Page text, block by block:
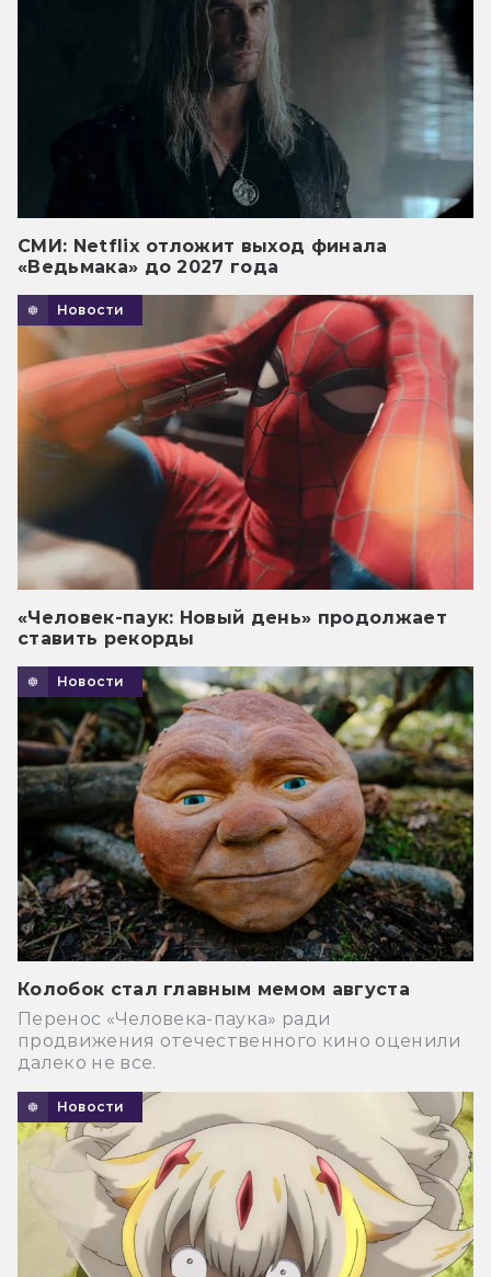
СМИ: Netflix отложит выход финала
«Ведьмака» до 2027 года
Новости
«Человек-паук: Новый день» продолжает
ставить рекорды
Новости
Колобок стал главным мемом августа
Перенос «Человека-паука» ради
продвижения отечественного кино оценили
далеко не все.
Новости